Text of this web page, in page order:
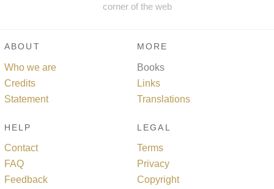
corner of the web
ABOUT
Who we are
Credits
Statement
MORE
Books
Links
Translations
HELP
Contact
FAQ
Feedback
LEGAL
Terms
Privacy
Copyright